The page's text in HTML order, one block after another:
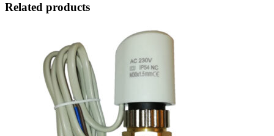
Related products